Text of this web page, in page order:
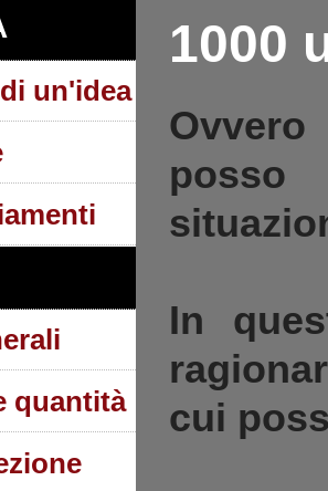
un'idea
quantità
1000
In
cui